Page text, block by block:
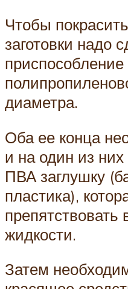
Чтобы
заготовки надо
приспособление
диаметра.
Оба ее конца
и на один из
ПВА заглушку
пластика),
жидкости.
Затем